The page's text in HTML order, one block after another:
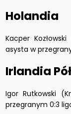
Holandia
Kacper
asysta w
Irlandia
Igor Rutkowski
przegranym 0:3